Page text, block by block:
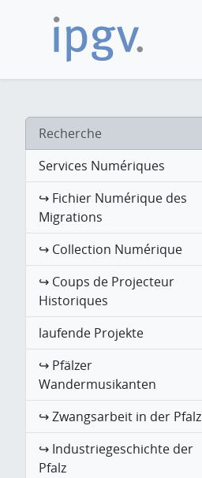
Recherche
Services Numériques
↪ Fichier Numérique des
Migrations
↪ Collection Numérique
↪ Coups de Projecteur
Historiques
laufende Projekte
↪ Pfälzer
Wandermusikanten
↪ Zwangsarbeit in der Pfalz
↪ Industriegeschichte der
Pfalz